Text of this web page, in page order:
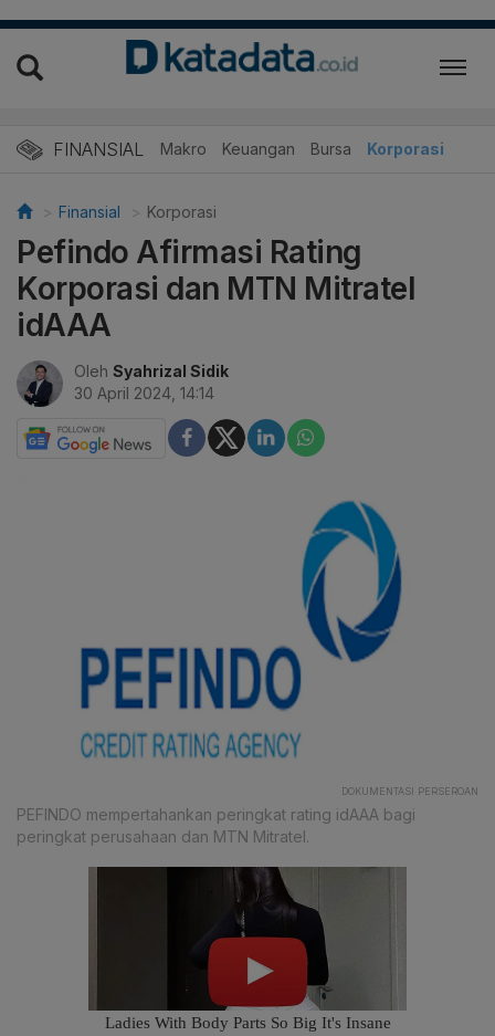
FINANSIAL Makro Keuangan Bursa Korporasi
Finansial Korporasi
Pefindo Afirmasi Rating
Korporasi dan MTN Mitratel
idAAA
Oleh Syahrizal Sidik
30 April 2024, 14:14
DOKUMENTASI PERSEROAN
PEFINDO mempertahankan peringkat rating idAAA bagi
peringkat perusahaan dan MTN Mitratel.